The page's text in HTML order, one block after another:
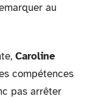
au
Caroline
compétences
pas arrêter